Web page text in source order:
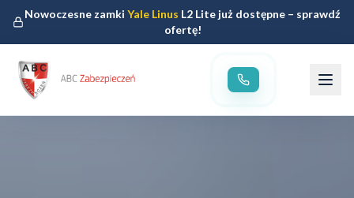
Nowoczesne zamkiYale Linus L2 Lite już dostępne – sprawdź
ofertę!